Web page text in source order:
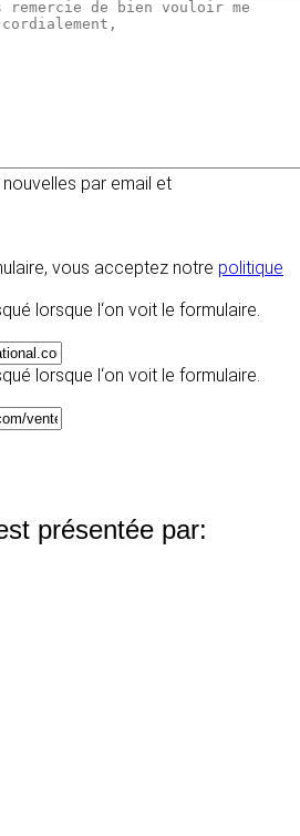
par email et
vous acceptez notre politique
lorsque l‘on voit le formulaire.
lorsque l‘on voit le formulaire.
présentée par: